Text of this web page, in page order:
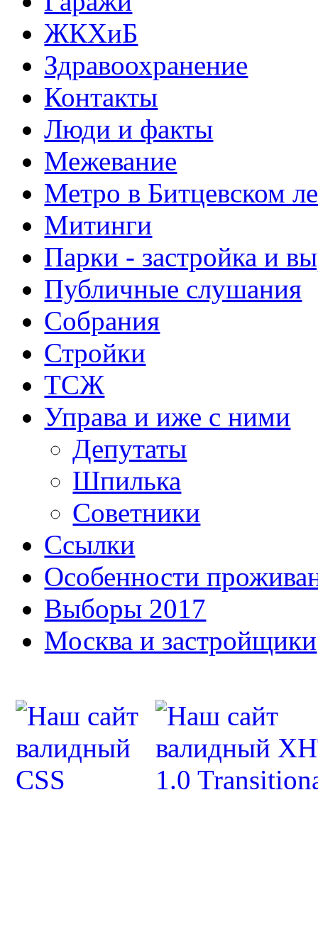
ЖКХиБ
Здравоохранение
Контакты
Люди и факты
Межевание
Метро в Битцевском
Митинги
Парки - застройка и
Публичные слушания
Собрания
Стройки
ТСЖ
Управа и иже с ними
Депутаты
Шпилька
Советники
Ссылки
Особенности
Выборы 2017
Москва и застройщики